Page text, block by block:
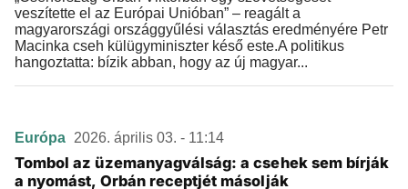
veszítette el az Európai Unióban” – reagált a
magyarországi országgyűlési választás eredményére Petr
Macinka cseh külügyminiszter késő este.A politikus
hangoztatta: bízik abban, hogy az új magyar...
Európa 2026. április 03. - 11:14
Tombol az üzemanyagválság: a csehek sem bírják
a nyomást, Orbán receptjét másolják